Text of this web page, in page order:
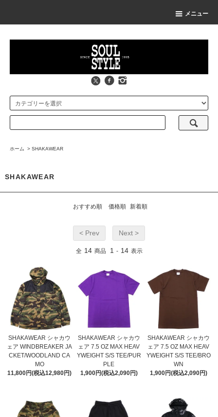
メニュー
ホーム > SHAKAWEAR
SHAKAWEAR
おすすめ順 価格順 新着順
< Prev Next >
全 14 商品 1 - 14 表示
SHAKAWEAR シャカウ
ェア WINDBREAKER JA
CKET/WOODLAND CA
MO
11,800円(税込12,980円)
SHAKAWEAR シャカウ
ェア 7.5 OZ MAX HEAV
YWEIGHT S/S TEE/PUR
PLE
1,900円(税込2,090円)
SHAKAWEAR シャカウ
ェア 7.5 OZ MAX HEAV
YWEIGHT S/S TEE/BRO
WN
1,900円(税込2,090円)